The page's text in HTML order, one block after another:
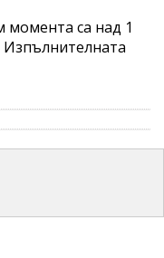
момента са над 1
Изпълнителната